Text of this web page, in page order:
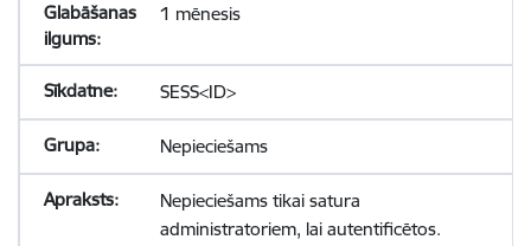
1 mēnesis
SESS<ID>
Nepieciešams
Nepieciešams tikai satura
administratoriem, lai autentificētos.